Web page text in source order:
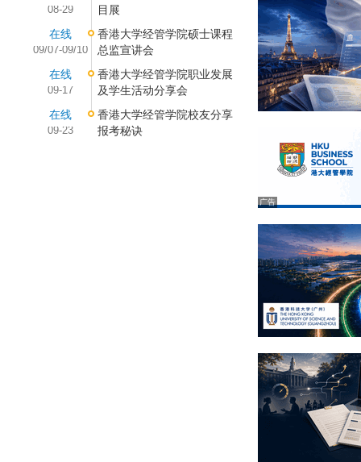
08-29
目展
在线
09/07-09/10
香港大学经管学院硕士课程
总监宣讲会
在线
09-17
香港大学经管学院职业发展
及学生活动分享会
在线
09-23
香港大学经管学院校友分享
报考秘诀
广告